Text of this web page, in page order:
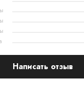
Написать отзыв